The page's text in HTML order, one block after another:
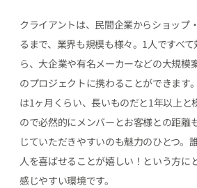
クライアントは、民間企業からショップ
るまで、業界も規模も様々。1人ですべ
ら、大企業や有名メーカーなどの大規模
のプロジェクトに携わることができます
は1ヶ月くらい、長いものだと1年以上と
ので必然的にメンバーとお客様との距離
じていただきやすいのも魅力のひとつ。
人を喜ばせることが嬉しい！という方に
感じやすい環境です。